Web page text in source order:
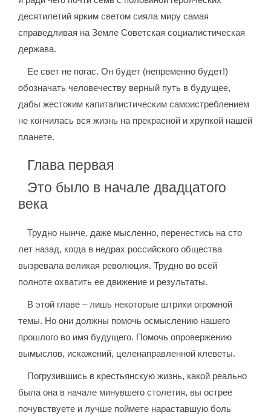
десятилетий ярким светом сияла миру самая
справедливая на Земле Советская социалистическая
держава.
Ее свет не погас. Он будет (непременно будет!)
обозначать человечеству верный путь в будущее,
дабы жестоким капиталистическим самоистреблением
не кончилась вся жизнь на прекрасной и хрупкой нашей
планете.
Глава первая
Это было в начале двадцатого
века
Трудно нынче, даже мысленно, перенестись на сто
лет назад, когда в недрах российского общества
вызревала великая революция. Трудно во всей
полноте охватить ее движение и результаты.
В этой главе – лишь некоторые штрихи огромной
темы. Но они должны помочь осмыслению нашего
прошлого во имя будущего. Помочь опровержению
вымыслов, искажений, целенаправленной клеветы.
Погрузившись в крестьянскую жизнь, какой реально
была она в начале минувшего столетия, вы острее
почувствуете и лучше поймете нараставшую боль